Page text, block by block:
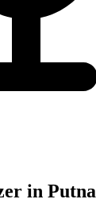
in Putna